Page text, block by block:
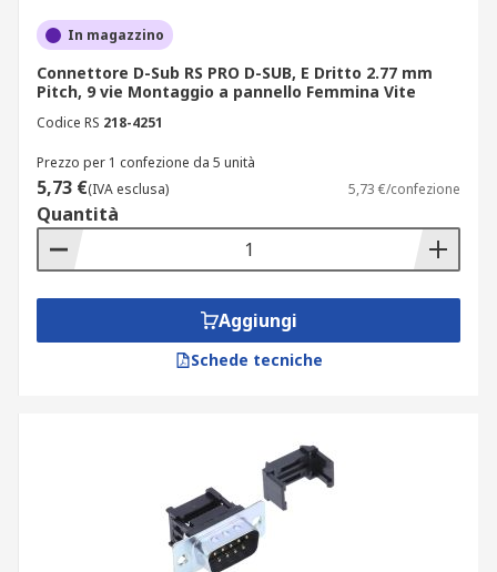
In magazzino
Connettore D-Sub RS PRO D-SUB, E Dritto 2.77 mm
Pitch, 9 vie Montaggio a pannello Femmina Vite
Codice RS 218-4251
Prezzo per 1 confezione da 5 unità
5,73 €(IVA esclusa) 5,73 €/confezione
Quantità
Aggiungi
Schede tecniche